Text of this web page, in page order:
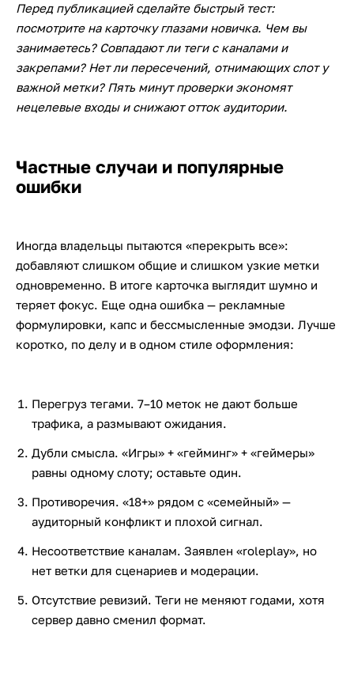
Перед публикацией сделайте быстрый тест:
посмотрите на карточку глазами новичка. Чем вы
занимаетесь? Совпадают ли теги с каналами и
закрепами? Нет ли пересечений, отнимающих слот у
важной метки? Пять минут проверки экономят
нецелевые входы и снижают отток аудитории.
Частные случаи и популярные
ошибки
Иногда владельцы пытаются «перекрыть все»:
добавляют слишком общие и слишком узкие метки
одновременно. В итоге карточка выглядит шумно и
теряет фокус. Еще одна ошибка — рекламные
формулировки, капс и бессмысленные эмодзи. Лучше
коротко, по делу и в одном стиле оформления:
Перегруз тегами. 7–10 меток не дают больше
трафика, а размывают ожидания.
Дубли смысла. «Игры» + «гейминг» + «геймеры»
равны одному слоту; оставьте один.
Противоречия. «18+» рядом с «семейный» —
аудиторный конфликт и плохой сигнал.
Несоответствие каналам. Заявлен «roleplay», но
нет ветки для сценариев и модерации.
Отсутствие ревизий. Теги не меняют годами, хотя
сервер давно сменил формат.